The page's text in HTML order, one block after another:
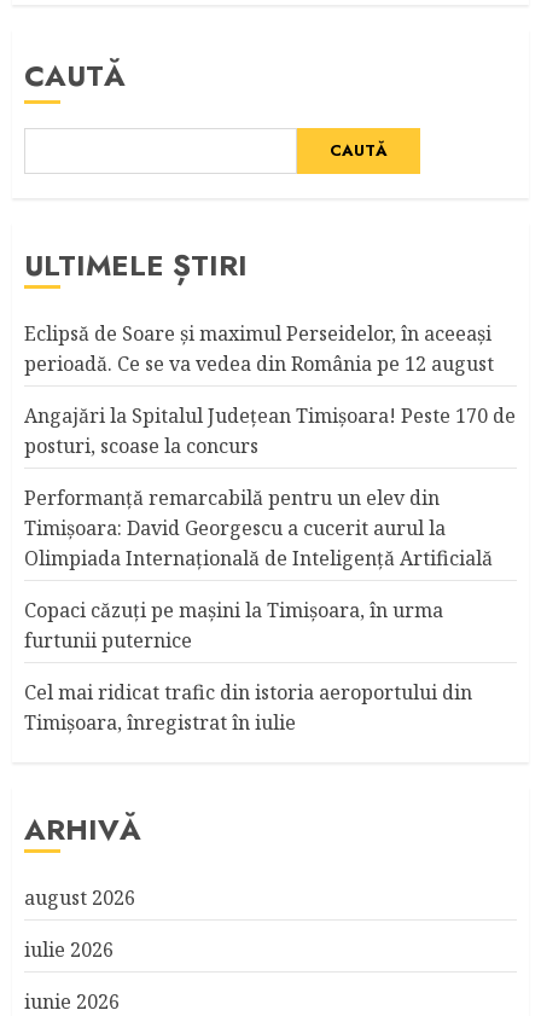
CAUTĂ
CAUTĂ
ULTIMELE ȘTIRI
Eclipsă de Soare și maximul Perseidelor, în aceeași
perioadă. Ce se va vedea din România pe 12 august
Angajări la Spitalul Judeţean Timişoara! Peste 170 de
posturi, scoase la concurs
Performanță remarcabilă pentru un elev din
Timișoara: David Georgescu a cucerit aurul la
Olimpiada Internațională de Inteligență Artificială
Copaci căzuţi pe maşini la Timişoara, în urma
furtunii puternice
Cel mai ridicat trafic din istoria aeroportului din
Timişoara, înregistrat în iulie
ARHIVĂ
august 2026
iulie 2026
iunie 2026